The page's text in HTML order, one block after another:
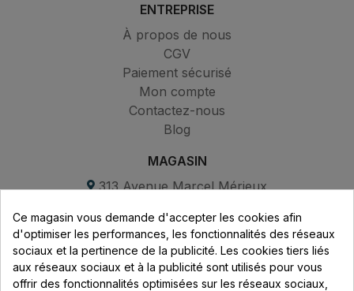
ENTREPRISE
À propos de nous
CGV
Paiement sécurisé
Mon compte
Contactez-nous
Blog
MAGASIN
313 Avenue Marcel Mérieux
69530 Brignais
Lundi au vendredi :
8h - 16h
Ce magasin vous demande d'accepter les cookies afin
d'optimiser les performances, les fonctionnalités des réseaux
sociaux et la pertinence de la publicité. Les cookies tiers liés
aux réseaux sociaux et à la publicité sont utilisés pour vous
offrir des fonctionnalités optimisées sur les réseaux sociaux,